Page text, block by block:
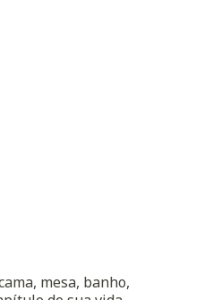
mesa, banho,